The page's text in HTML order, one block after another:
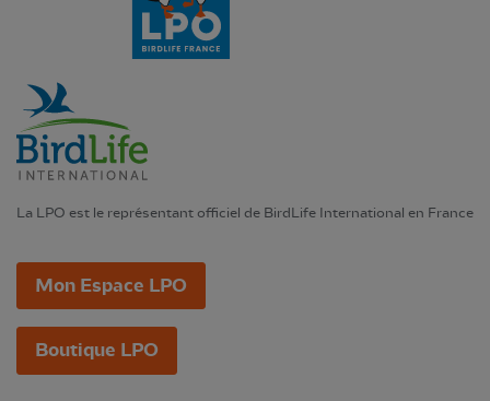
La LPO est le représentant officiel de BirdLife International en France
Mon Espace LPO
Boutique LPO